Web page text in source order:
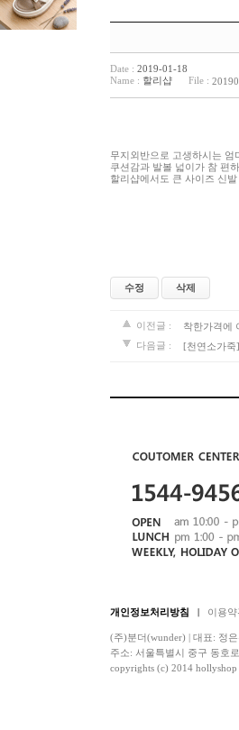
Date : 2019-01-18
Name : 할리샵 File :
무지외반으로 고생하시는 엄
쿠션감과 발볼 넓이가 참 편
할리샵에서도 큰 사이즈 신
수정 삭제
이전글 :
착한가격에
다음글 :
[천연소가죽
개인정보처리방침 이용약
(주)분더(wunder) | 대표: 정
주소: 서울특별시 중구 동호
copyrights (c) 2014 hollyshop